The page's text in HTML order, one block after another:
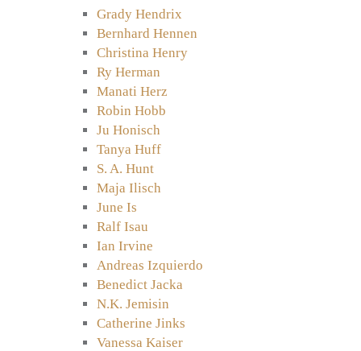
Grady Hendrix
Bernhard Hennen
Christina Henry
Ry Herman
Manati Herz
Robin Hobb
Ju Honisch
Tanya Huff
S. A. Hunt
Maja Ilisch
June Is
Ralf Isau
Ian Irvine
Andreas Izquierdo
Benedict Jacka
N.K. Jemisin
Catherine Jinks
Vanessa Kaiser